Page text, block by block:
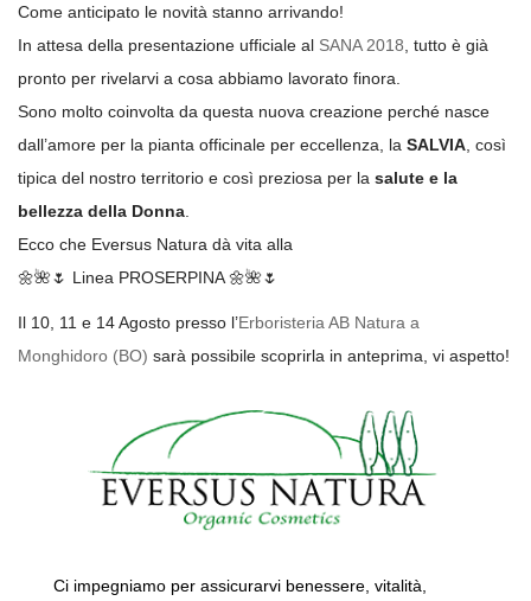
Come anticipato le novità stanno arrivando!
In attesa della presentazione ufficiale al SANA 2018 , tutto è già
pronto per rivelarvi a cosa abbiamo lavorato finora.
Sono molto coinvolta da questa nuova creazione perché nasce
dall’amore per la pianta officinale per eccellenza, la SALVIA , così
tipica del nostro territorio e così preziosa per la salute e la
bellezza della Donna
Ecco che Eversus Natura dà vita alla
🌼🌺🌷 Linea PROSERPINA🌼🌺🌷
Il 10, 11 e 14 Agosto presso l’Erboristeria AB Natura a
Monghidoro (BO) sarà possibile scoprirla in anteprima, vi aspetto!
Ci impegniamo per assicurarvi benessere, vitalità,